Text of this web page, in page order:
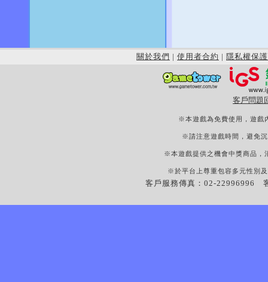
關於我們 | 使用者合約 | 隱私權保護
客戶問題
※本遊戲為免費使用，遊戲
※請注意遊戲時間，避免
※本遊戲提供之機會中獎商品，
※於平台上尊重包容多元性別
客戶服務傳真：02-22996996